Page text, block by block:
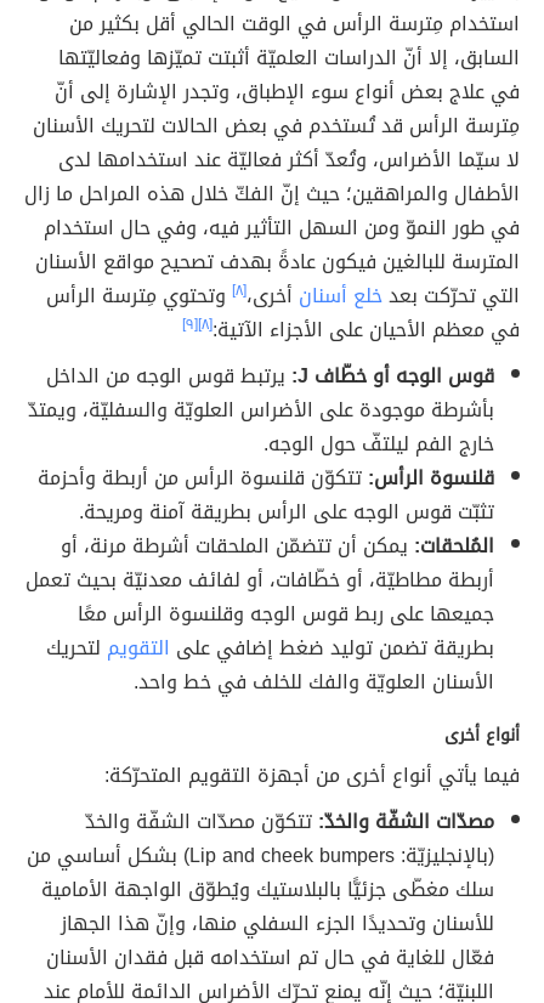
استخدام مِترسة الرأس في الوقت الحالي أقل بكثير من
السابق، إلا أنّ الدراسات العلميّة أثبتت تميّزها وفعاليّتها
في علاج بعض أنواع سوء الإطباق، وتجدر الإشارة إلى أنّ
مِترسة الرأس قد تُستخدم في بعض الحالات لتحريك الأسنان
لا سيّما الأضراس، وتُعدّ أكثر فعاليّة عند استخدامها لدى
الأطفال والمراهقين؛ حيث إنّ الفكّ خلال هذه المراحل ما زال
في طور النموّ ومن السهل التأثير فيه، وفي حال استخدام
المترسة للبالغين فيكون عادةً بهدف تصحيح مواقع الأسنان
التي تحرّكت بعدخلع أسنان أخرى،[٨]
وتحتوي مِترسة الرأس
في معظم الأحيان على الأجزاء الآتية:[٨] [٩]
قوس الوجه أو خطّاف J:
يرتبط قوس الوجه من الداخل
بأشرطة موجودة على الأضراس العلويّة والسفليّة، ويمتدّ
خارج الفم ليلتفّ حول الوجه.
قلنسوة الرأس:تتكوّن قلنسوة الرأس من أربطة وأحزمة
تثبّت قوس الوجه على الرأس بطريقة آمنة ومريحة.
المُلحقات: يمكن أن تتضمّن الملحقات أشرطة مرنة، أو
أربطة مطاطيّة، أو خطّافات، أو لفائف معدنيّة بحيث تعمل
جميعها على ربط قوس الوجه وقلنسوة الرأس معًا
بطريقة تضمن توليد ضغط إضافي على التقويم لتحريك
الأسنان العلويّة والفك للخلف في خط واحد.
أنواع أخرى
فيما يأتي أنواع أخرى من أجهزة التقويم المتحرّكة:
مصدّات الشفّة والخدّ:تتكوّن مصدّات الشفّة والخدّ
(بالإنجليزيّة: Lip and cheek bumpers) بشكل أساسي من
سلك مغطّى جزئيًّا بالبلاستيك ويُطوّق الواجهة الأمامية
للأسنان وتحديدًا الجزء السفلي منها، وإنّ هذا الجهاز
فعّال للغاية في حال تم استخدامه قبل فقدان الأسنان
اللبنيّة؛ حيث إنّه يمنع تحرّك الأضراس الدائمة للأمام عند